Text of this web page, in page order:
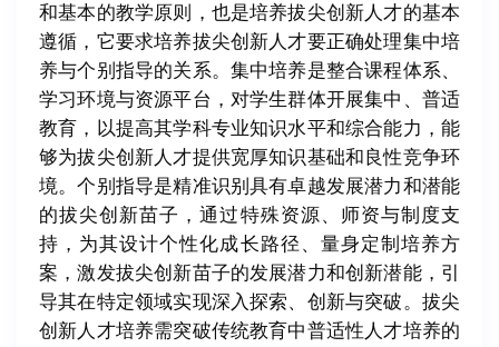
和基本的教学原则，也是培养拔尖创新人才的基本
遵循，它要求培养拔尖创新人才要正确处理集中培
养与个别指导的关系。集中培养是整合课程体系、
学习环境与资源平台，对学生群体开展集中、普适
教育，以提高其学科专业知识水平和综合能力，能
够为拔尖创新人才提供宽厚知识基础和良性竞争环
境。个别指导是精准识别具有卓越发展潜力和潜能
的拔尖创新苗子，通过特殊资源、师资与制度支
持，为其设计个性化成长路径、量身定制培养方
案，激发拔尖创新苗子的发展潜力和创新潜能，引
导其在特定领域实现深入探索、创新与突破。拔尖
创新人才培养需突破传统教育中普适性人才培养的